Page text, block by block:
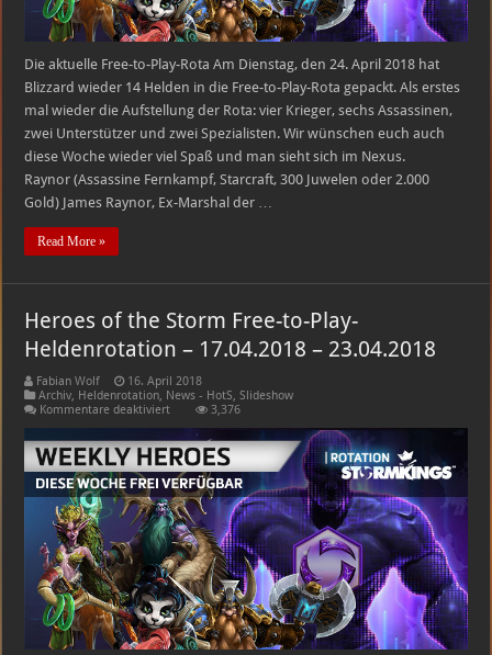
Die aktuelle Free-to-Play-Rota Am Dienstag, den 24. April 2018 hat
Blizzard wieder 14 Helden in die Free-to-Play-Rota gepackt. Als erstes
mal wieder die Aufstellung der Rota: vier Krieger, sechs Assassinen,
zwei Unterstützer und zwei Spezialisten. Wir wünschen euch auch
diese Woche wieder viel Spaß und man sieht sich im Nexus.
Raynor (Assassine Fernkampf, Starcraft, 300 Juwelen oder 2.000
Gold) James Raynor, Ex-Marshal der …
Read More »
Heroes of the Storm Free-to-Play-
Heldenrotation – 17.04.2018 – 23.04.2018
Fabian Wolf
16. April 2018
Archiv, Heldenrotation, News - HotS,Slideshow
Kommentare deaktiviertfür
of
the
Storm
Free-
to-
Play-
Heldenrotation
–
17.04.2018
–
23.04.2018
3,376